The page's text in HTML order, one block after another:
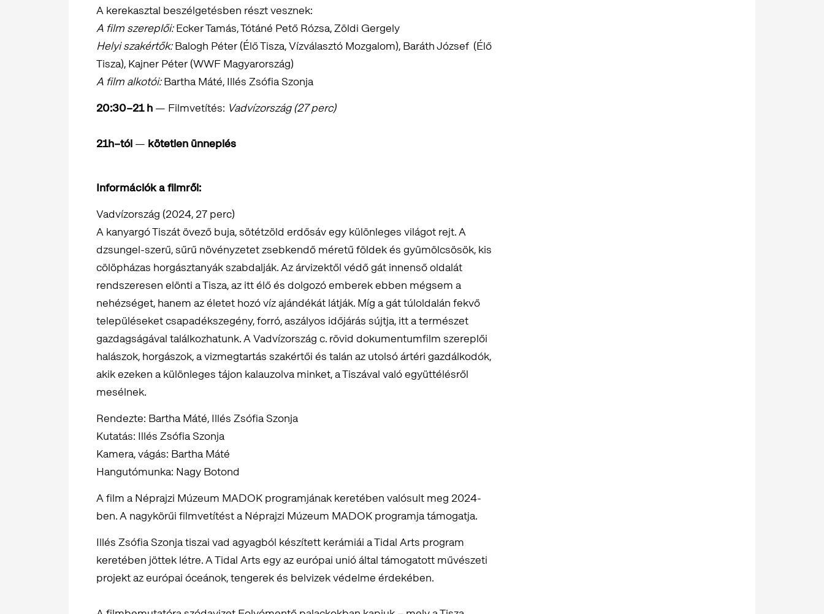
A kerekasztal beszélgetésben részt vesznek:
A film szereplői:Ecker Tamás, Tótáné Pető Rózsa, Zöldi Gergely
Helyi szakértők:Balogh Péter (Élő Tisza, Vízválasztó Mozgalom), Baráth József (Élő
Tisza), Kajner Péter (WWF Magyarország)
A film alkotói:Bartha Máté, Illés Zsófia Szonja
20:30–21 h — Filmvetítés: Vadvízország(27 perc)
21h–tól — kötetlen ünneplés
Információk a filmről:
Vadvízország (2024, 27 perc)
A kanyargó Tiszát övező buja, sötétzöld erdősáv egy különleges világot rejt. A
dzsungel-szerű, sűrű növényzetet zsebkendő méretű földek és gyümölcsösök, kis
cölöpházas horgásztanyák szabdalják. Az árvizektől védő gát innenső oldalát
rendszeresen elönti a Tisza, az itt élő és dolgozó emberek ebben mégsem a
nehézséget, hanem az életet hozó víz ajándékát látják. Míg a gát túloldalán fekvő
településeket csapadékszegény, forró, aszályos időjárás sújtja, itt a természet
gazdagságával találkozhatunk. A Vadvízország c. rövid dokumentumfilm szereplői
halászok, horgászok, a vizmegtartás szakértői és talán az utolsó ártéri gazdálkodók,
akik ezeken a különleges tájon kalauzolva minket, a Tiszával való együttélésről
mesélnek.
Rendezte: Bartha Máté, Illés Zsófia Szonja
Kutatás: Illés Zsófia Szonja
Kamera, vágás: Bartha Máté
Hangutómunka: Nagy Botond
A film a Néprajzi Múzeum MADOK programjának keretében valósult meg 2024-
ben. A nagykörűi filmvetítést a Néprajzi Múzeum MADOK programja támogatja.
Illés Zsófia Szonja tiszai vad agyagból készített kerámiái a Tidal Arts program
keretében jöttek létre. A Tidal Arts egy az európai unió által támogatott művészeti
projekt az európai óceánok, tengerek és belvizek védelme érdekében.